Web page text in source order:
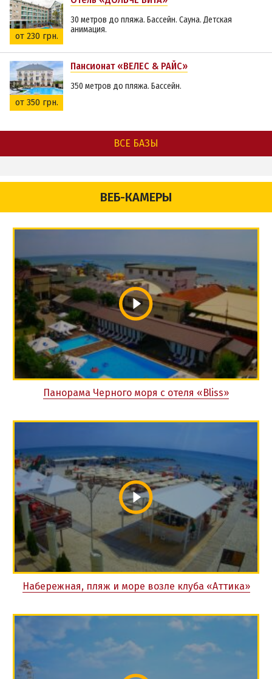
от 230 грн.
30 метров до пляжа. Бассейн. Сауна. Детская
анимация.
от 350 грн.
Пансионат «ВЕЛЕС & РАЙС»
350 метров до пляжа. Бассейн.
ВСЕ БАЗЫ
ВЕБ-КАМЕРЫ
Панорама Черного моря с отеля «Bliss»
Набережная, пляж и море возле клуба «Аттика»